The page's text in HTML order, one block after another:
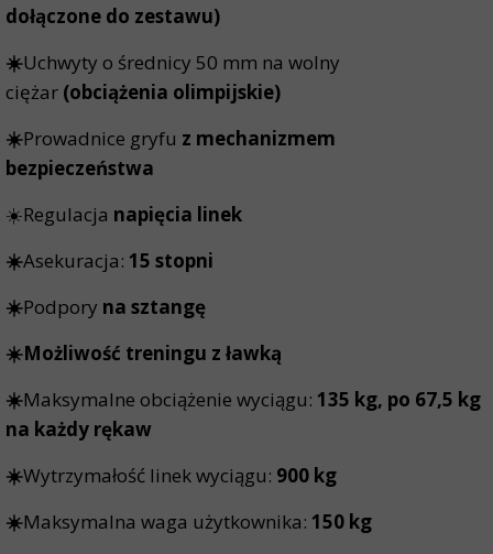
dołączone do zestawu)
☀️Uchwyty o średnicy 50 mm na wolny
ciężar (obciążenia olimpijskie)
☀️Prowadnice gryfu z mechanizmem
bezpieczeństwa
☀️Regulacja napięcia linek
☀️Asekuracja: 15 stopni
☀️Podpory na sztangę
☀️Możliwość treningu z ławką
☀️Maksymalne obciążenie wyciągu: 135 kg, po 67,5 kg
na każdy rękaw
☀️Wytrzymałość linek wyciągu: 900 kg
☀️Maksymalna waga użytkownika: 150 kg